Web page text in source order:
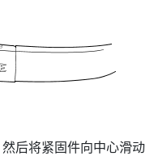
后将紧固件向中心滑动